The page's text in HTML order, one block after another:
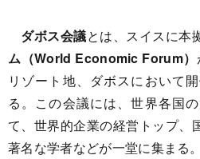
ダボス会議とは、スイスに本
ム（World Economic Forum）
リゾート地、ダボスにおいて
る。この会議には、世界各国
て、世界的企業の経営トップ、
著名な学者などが一堂に集まる。